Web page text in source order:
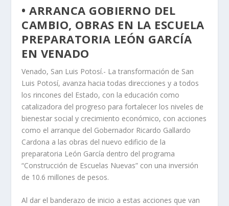
• ARRANCA GOBIERNO DEL
CAMBIO, OBRAS EN LA ESCUELA
PREPARATORIA LEÓN GARCÍA
EN VENADO
Venado, San Luis Potosí.- La transformación de San
Luis Potosí, avanza hacia todas direcciones y a todos
los rincones del Estado, con la educación como
catalizadora del progreso para fortalecer los niveles de
bienestar social y crecimiento económico, con acciones
como el arranque del Gobernador Ricardo Gallardo
Cardona a las obras del nuevo edificio de la
preparatoria León García dentro del programa
“Construcción de Escuelas Nuevas” con una inversión
de 10.6 millones de pesos.
Al dar el banderazo de inicio a estas acciones que van